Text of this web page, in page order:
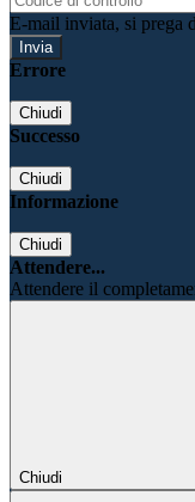
E-mail inviata, si prega
Errore
Chiudi
Successo
Chiudi
Informazione
Chiudi
Attendere...
Attendere il
Chiudi